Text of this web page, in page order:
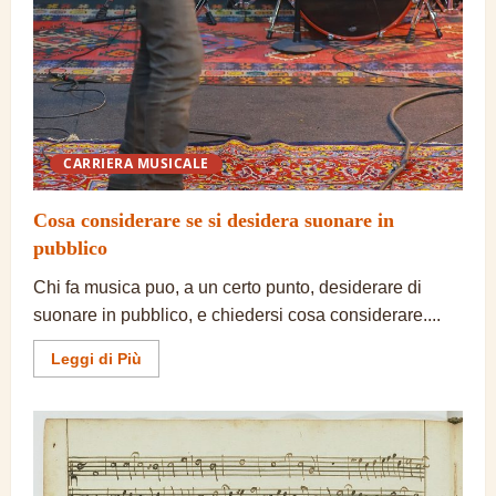
CARRIERA MUSICALE
Cosa considerare se si desidera suonare in
pubblico
Chi fa musica puo, a un certo punto, desiderare di
suonare in pubblico, e chiedersi cosa considerare....
Leggi di Più
informazioni
considerare
desidera
suonare